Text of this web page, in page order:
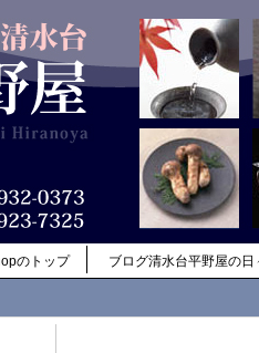
のトップ ブログ清水台平野屋の日